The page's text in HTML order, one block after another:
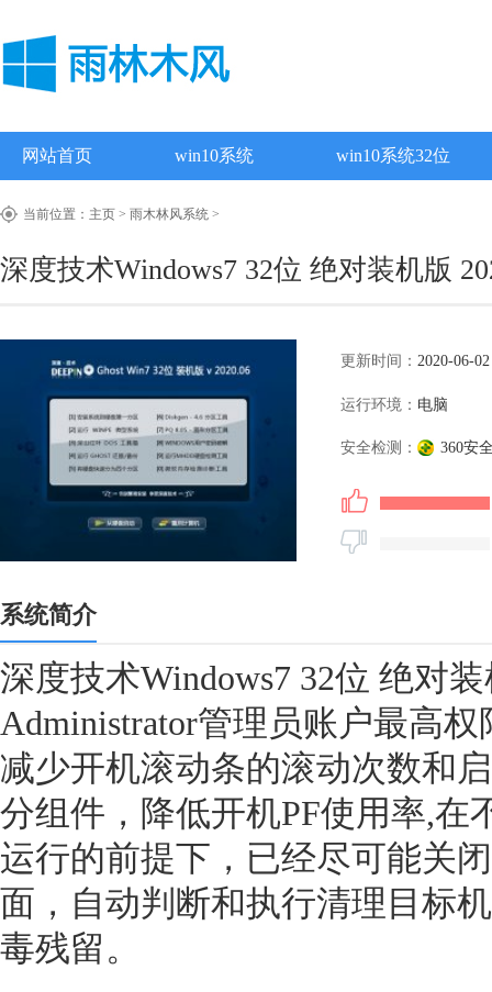
网站首页 win10系统 win10系统32位
当前位置： 主页 > 雨木林风系统 >
深度技术Windows7 32位 绝对装机版
更新时间： 2020-06-02
运行环境： 电脑
安全检测： 360安
系统简介
深度技术Windows7 32位 绝对
Administrator管理员账户最高
减少开机滚动条的滚动次数和
分组件，降低开机PF使用率,在
运行的前提下，已经尽可能关
面，自动判断和执行清理目标
毒残留。